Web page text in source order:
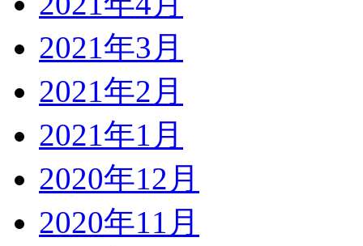
2021年3月
2021年2月
2021年1月
2020年12月
2020年11月